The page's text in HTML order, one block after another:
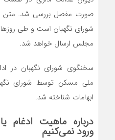
صورت مفصل بررسی شد. متن
شورای نگهبان است و طی
مجلس ارسال خواهد شد.
سخنگوی شورای نگهبان در
ملی مسکن توسط شورای
ابهامات شناخته شد.
درباره ماهیت ادغام
ورود نمی‌کنیم